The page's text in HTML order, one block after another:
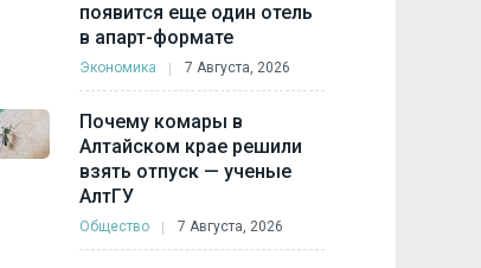
появится еще один отель
в апарт-формате
Экономика 7 Августа, 2026
Почему комары в
Алтайском крае решили
взять отпуск — ученые
АлтГУ
Общество 7 Августа, 2026